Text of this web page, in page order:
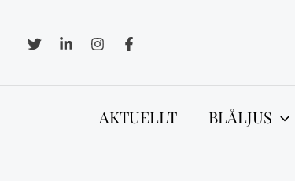
innehåll
AKTUELLT BLÅLJUS